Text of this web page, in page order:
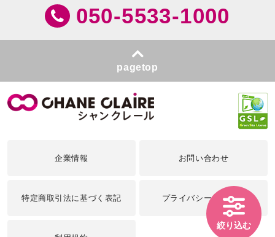
絞り込む
050-5533-1000
pagetop
企業情報 お問い合わせ
特定商取引法に基づく表記 プライバシーポリシー